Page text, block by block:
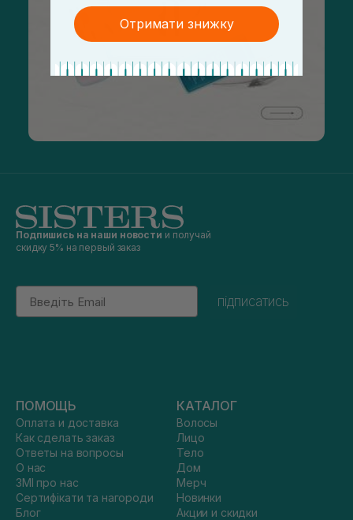
Подпишись на наши новости и получай
скидку 5% на первый заказ
Email
підписатись
ПОМОЩЬ
Оплата и доставка
Как сделать заказ
Ответы на вопросы
О нас
ЗМІ про нас
Сертифікати та нагороди
Блог
КАТАЛОГ
Волосы
Лицо
Тело
Дом
Мерч
Новинки
Акции и скидки
Отримати знижку